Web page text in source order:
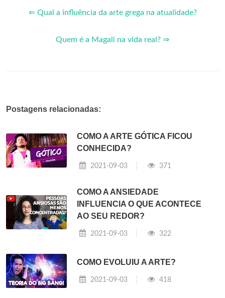
⇐ Qual a influência da arte grega na atualidade?
Quem é a Magali na vida real? ⇒
Postagens relacionadas:
COMO A ARTE GÓTICA FICOU
CONHECIDA?
2021-09-03 371
COMO A ANSIEDADE
INFLUENCIA O QUE ACONTECE
AO SEU REDOR?
2021-09-03 322
COMO EVOLUIU A ARTE?
2021-09-03 418